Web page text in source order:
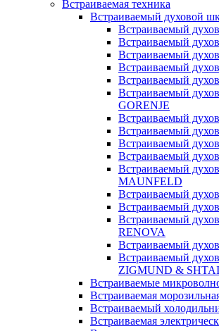
Встраиваемая техника
Встраиваемый духовой
Встраиваемый
Встраиваемый
Встраиваемый
Встраиваемый
Встраиваемый
Встраиваемый
GORENJE
Встраиваемый
Встраиваемый
Встраиваемый
Встраиваемый
Встраиваемый
MAUNFELD
Встраиваемый
Встраиваемый
Встраиваемый
RENOVA
Встраиваемый
Встраиваемый
ZIGMUND &
Встраиваемые
Встраиваемая
Встраиваемый
Встраиваемая